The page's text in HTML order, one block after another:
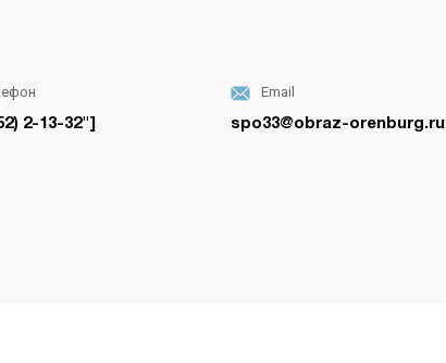
2-13-32"]
Email
spo33@obraz-orenburg.ru